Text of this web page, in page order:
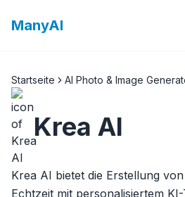
ManyAI
Startseite AI Photo & Image
Krea AI
Krea AI bietet die Erstellung
Echtzeit mit personalisiertem